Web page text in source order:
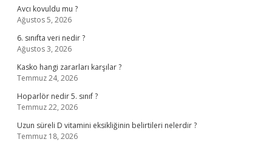
Avcı kovuldu mu ?
Ağustos 5, 2026
6. sınıfta veri nedir ?
Ağustos 3, 2026
Kasko hangi zararları karşılar ?
Temmuz 24, 2026
Hoparlör nedir 5. sınıf ?
Temmuz 22, 2026
Uzun süreli D vitamini eksikliğinin belirtileri nelerdir ?
Temmuz 18, 2026